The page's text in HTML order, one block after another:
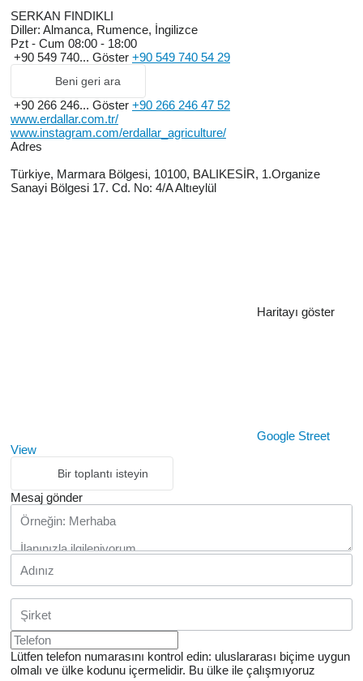
SERKAN FINDIKLI
Diller: Almanca, Rumence, İngilizce
Pzt - Cum 08:00 - 18:00
+90 549 740... Göster +90 549 740 54 29
Beni geri ara
+90 266 246... Göster +90 266 246 47 52
www.erdallar.com.tr/
www.instagram.com/erdallar_agriculture/
Adres
Türkiye, Marmara Bölgesi, 10100, BALIKESİR, 1.Organize
Sanayi Bölgesi 17. Cd. No: 4/A Altıeylül
Haritayı göster
Google Street
View
Bir toplantı isteyin
Mesaj gönder
Lütfen telefon numarasını kontrol edin: uluslararası biçime uygun
olmalı ve ülke kodunu içermelidir. Bu ülke ile çalışmıyoruz